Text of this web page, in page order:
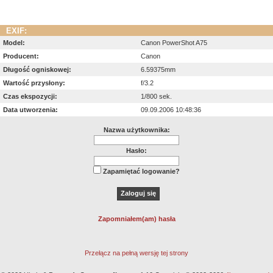
EXIF:
Model:
Canon PowerShot A75
Producent:
Canon
Długość ogniskowej:
6.59375mm
Wartość przysłony:
f/3.2
Czas ekspozycji:
1/800 sek.
Data utworzenia:
09.09.2006 10:48:36
Nazwa użytkownika:
Hasło:
Zapamiętać logowanie?
Zapomniałem(am) hasła
Przełącz na pełną wersję tej strony